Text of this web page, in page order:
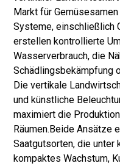
Markt für
Systeme, einschließlich
erstellen kontrollierte
Wasserverbrauch, die
Schädlingsbekämpfung
Die vertikale
und künstliche
maximiert die
Räumen.Beide Ansätze
Saatgutsorten, die unter
kompaktes Wachstum,